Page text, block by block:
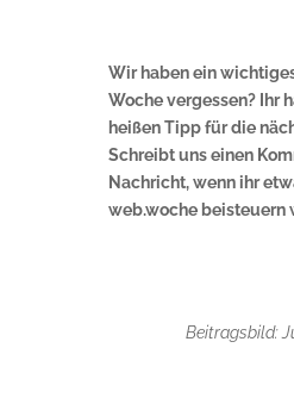
Wir haben ein
Woche vergessen? Ihr
heißen Tipp für die
Schreibt uns einen
Nachricht, wenn ihr
web.woche beisteuern
Beitragsbild: